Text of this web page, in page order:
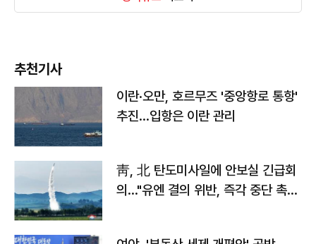
추천기사
이란·오만, 호르무즈 '중앙항로 통항'
추진…입항은 이란 관리
靑, 北 탄도미사일에 안보실 긴급회
의…"유엔 결의 위반, 즉각 중단 촉